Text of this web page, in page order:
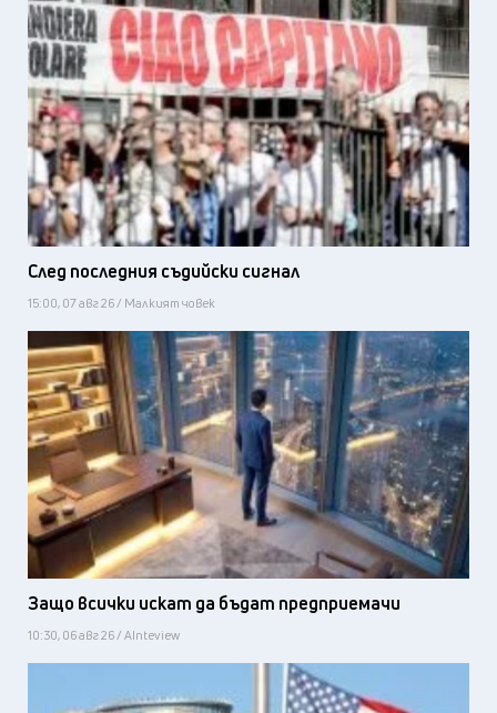
След последния съдийски сигнал
15:00, 07 авг 26 / Малкият човек
Защо всички искат да бъдат предприемачи
10:30, 06 авг 26 / AInteview